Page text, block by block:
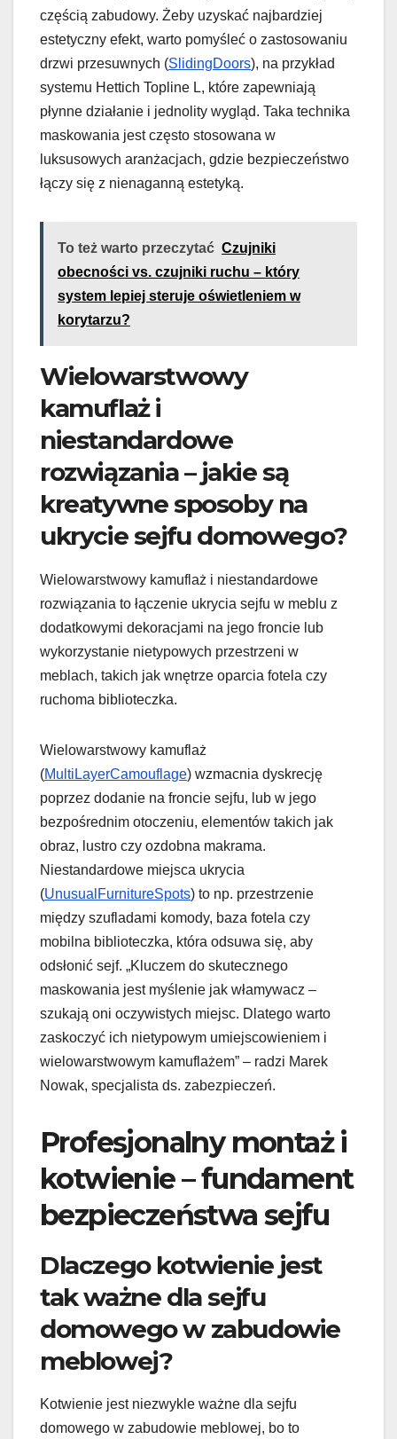
częścią zabudowy. Żeby uzyskać najbardziej
estetyczny efekt, warto pomyśleć o zastosowaniu
drzwi przesuwnych (SlidingDoors), na przykład
systemu Hettich Topline L, które zapewniają
płynne działanie i jednolity wygląd. Taka technika
maskowania jest często stosowana w
luksusowych aranżacjach, gdzie bezpieczeństwo
łączy się z nienaganną estetyką.
To też warto przeczytać Czujniki
obecności vs. czujniki ruchu – który
system lepiej steruje oświetleniem w
korytarzu?
Wielowarstwowy
kamuflaż i
niestandardowe
rozwiązania – jakie są
kreatywne sposoby na
ukrycie sejfu domowego?
Wielowarstwowy kamuflaż i niestandardowe
rozwiązania to łączenie ukrycia sejfu w meblu z
dodatkowymi dekoracjami na jego froncie lub
wykorzystanie nietypowych przestrzeni w
meblach, takich jak wnętrze oparcia fotela czy
ruchoma biblioteczka.
Wielowarstwowy kamuflaż
(MultiLayerCamouflage) wzmacnia dyskrecję
poprzez dodanie na froncie sejfu, lub w jego
bezpośrednim otoczeniu, elementów takich jak
obraz, lustro czy ozdobna makrama.
Niestandardowe miejsca ukrycia
(UnusualFurnitureSpots) to np. przestrzenie
między szufladami komody, baza fotela czy
mobilna biblioteczka, która odsuwa się, aby
odsłonić sejf. „Kluczem do skutecznego
maskowania jest myślenie jak włamywacz –
szukają oni oczywistych miejsc. Dlatego warto
zaskoczyć ich nietypowym umiejscowieniem i
wielowarstwowym kamuflażem” – radzi Marek
Nowak, specjalista ds. zabezpieczeń.
Profesjonalny montaż i
kotwienie – fundament
bezpieczeństwa sejfu
Dlaczego kotwienie jest
tak ważne dla sejfu
domowego w zabudowie
meblowej?
Kotwienie jest niezwykle ważne dla sejfu
domowego w zabudowie meblowej, bo to